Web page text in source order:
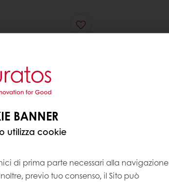
BANNER
utilizza cookie
di prima parte necessari alla navigazione
previo tuo consenso, il Sito può